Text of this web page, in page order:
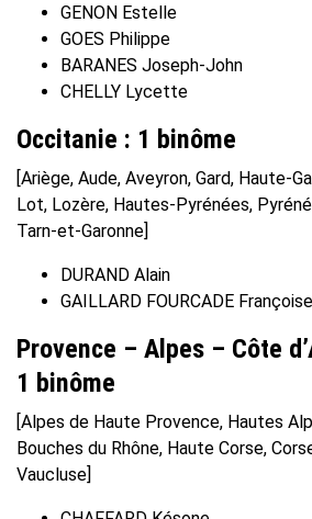
GENON Estelle
GOES Philippe
BARANES Joseph-John
CHELLY Lycette
Occitanie : 1 binôme
[Ariège, Aude, Aveyron, Gard, Haute-
Lot, Lozère, Hautes-Pyrénées,
Tarn-et-Garonne]
DURAND Alain
GAILLARD FOURCADE Françoise
Provence – Alpes – Côte
1 binôme
[Alpes de Haute Provence, Hautes
Bouches du Rhône, Haute Corse,
Vaucluse]